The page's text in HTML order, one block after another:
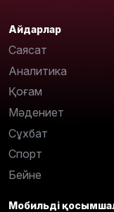
Айдарлар
Саясат
Аналитика
Қоғам
Мәдениет
Сұхбат
Спорт
Бейне
Мобильді